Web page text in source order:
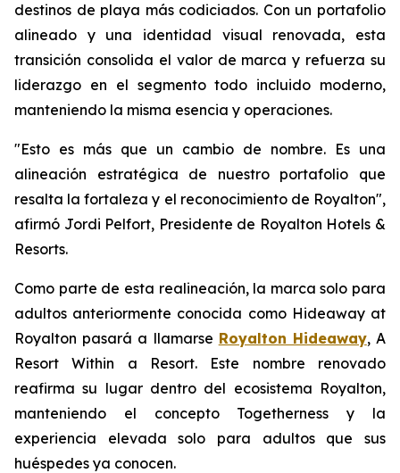
destinos de playa más codiciados. Con un portafolio
alineado y una identidad visual renovada, esta
transición consolida el valor de marca y refuerza su
liderazgo en el segmento todo incluido moderno,
manteniendo la misma esencia y operaciones.
"Esto es más que un cambio de nombre. Es una
alineación estratégica de nuestro portafolio que
resalta la fortaleza y el reconocimiento de Royalton",
afirmó Jordi Pelfort, Presidente de Royalton Hotels &
Resorts.
Como parte de esta realineación, la marca solo para
adultos anteriormente conocida como Hideaway at
Royalton pasará a llamarse Royalton Hideaway, A
Resort Within a Resort. Este nombre renovado
reafirma su lugar dentro del ecosistema Royalton,
manteniendo el concepto Togetherness y la
experiencia elevada solo para adultos que sus
huéspedes ya conocen.